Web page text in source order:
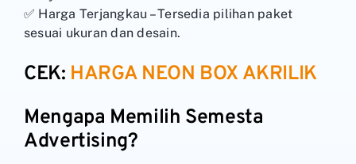
✅ Harga Terjangkau – Tersedia pilihan paket
sesuai ukuran dan desain.
CEK: HARGA NEON BOX AKRILIK
Mengapa Memilih Semesta
Advertising?